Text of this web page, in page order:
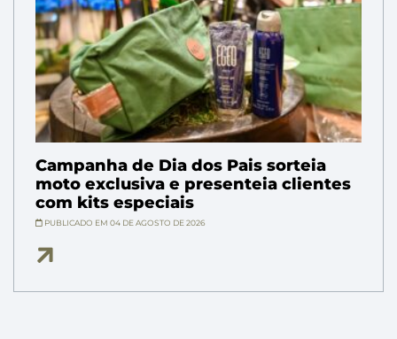
Campanha de Dia dos Pais sorteia
moto exclusiva e presenteia clientes
com kits especiais
PUBLICADO EM 04 DE AGOSTO DE 2026